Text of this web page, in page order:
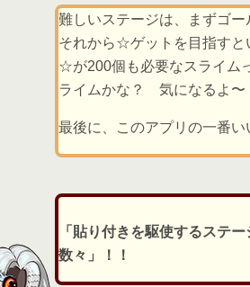
難しいステージは、まずゴー
それから☆ゲットを目指すと
☆が200個も必要なスライム
ライムかな？ 気になるよ〜
最後に、このアプリの一番い
「貼り付きを駆使するステー
数々」！！